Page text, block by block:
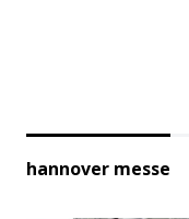
hannover messe